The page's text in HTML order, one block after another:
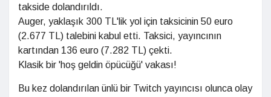
takside dolandırıldı.
Auger, yaklaşık 300 TL'lik yol için taksicinin 50 euro
(2.677 TL) talebini kabul etti. Taksici, yayıncının
kartından 136 euro (7.282 TL) çekti.
Klasik bir 'hoş geldin öpücüğü' vakası!
Bu kez dolandırılan ünlü bir Twitch yayıncısı olunca olay